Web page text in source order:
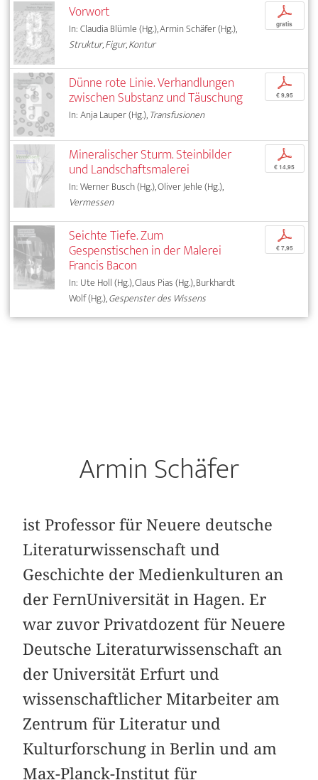
Vorwort
In: Claudia Blümle (Hg.), Armin Schäfer (Hg.),
Struktur, Figur, Kontur
p
gratis
Dünne rote Linie. Verhandlungen
zwischen Substanz und Täuschung
In: Anja Lauper (Hg.),Transfusionen
p
€ 9,95
Mineralischer Sturm. Steinbilder
und Landschaftsmalerei
In: Werner Busch (Hg.), Oliver Jehle (Hg.),
Vermessen
p
€ 14,95
Seichte Tiefe. Zum
Gespenstischen in der Malerei
Francis Bacon
In: Ute Holl (Hg.), Claus Pias (Hg.), Burkhardt
Wolf (Hg.),Gespenster des Wissens
p
€ 7,95
Armin Schäfer
ist Professor für Neuere deutsche
Literaturwissenschaft und
Geschichte der Medienkulturen an
der FernUniversität in Hagen. Er
war zuvor Privatdozent für Neuere
Deutsche Literaturwissenschaft an
der Universität Erfurt und
wissenschaftlicher Mitarbeiter am
Zentrum für Literatur und
Kulturforschung in Berlin und am
Max-Planck-Institut für